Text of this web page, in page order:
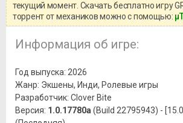
текущий момент. Скачать бесплатно игру
торрент от механиков можно с помощью:
Информация об игре:
Год выпуска: 2026
Жанр: Экшены, Инди, Ролевые игры
Разработчик: Clover Bite
Версия: 1.0.17780a (Build 22795943) -